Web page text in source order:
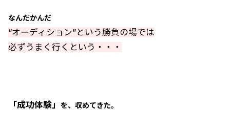
なんだかんだ
“オーディション”という勝負の場では
必ずうまく行くという・・・
「成功体験」 を、収めてきた。